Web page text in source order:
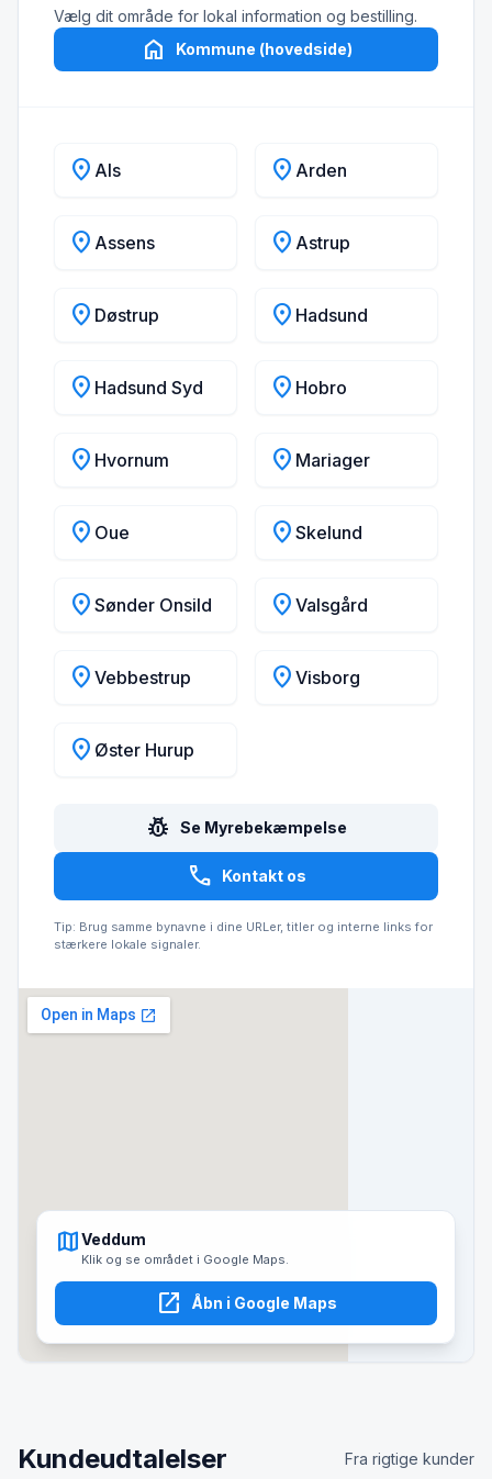
Vælg dit område for lokal information og bestilling.
home Kommune (hovedside)
location_on Als location_on Arden
location_on Assens location_on Astrup
location_on Døstrup location_on Hadsund
location_on Hadsund Syd location_on Hobro
location_on Hvornum location_on Mariager
location_on Oue location_on Skelund
location_on Sønder Onsild location_on Valsgård
location_on Vebbestrup location_on Visborg
location_on Øster Hurup
pest_control Se Myrebekæmpelse
call Kontakt os
Tip: Brug samme bynavne i dine URLer, titler og interne links for
stærkere lokale signaler.
mapVeddum
Klik og se området i Google Maps.
open_in_new Åbn i Google Maps
Kundeudtalelser Fra rigtige kunder